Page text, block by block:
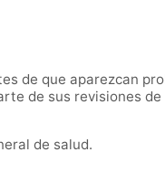
de que aparezcan
de sus revisiones de
de salud.